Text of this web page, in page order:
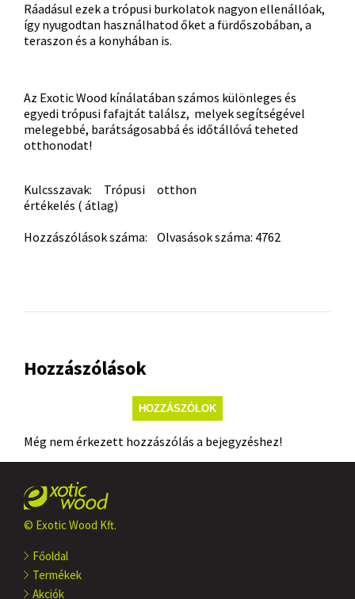
Ráadásul ezek a trópusi burkolatok nagyon ellenállóak,
így nyugodtan használhatod őket a fürdőszobában, a
teraszon és a konyhában is.
Az Exotic Wood kínálatában számos különleges és
egyedi trópusi fafajtát találsz, melyek segítségével
melegebbé, barátságosabbá és időtállóvá teheted
otthonodat!
Kulcsszavak: Trópusi
otthon
értékelés ( átlag)
Hozzászólások száma: Olvasások száma: 4762
Hozzászólások
HOZZÁSZÓLOK
Még nem érkezett hozzászólás a bejegyzéshez!
© Exotic Wood Kft.
Főoldal
Termékek
Akciók